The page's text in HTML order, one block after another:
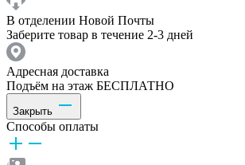
В отделении Новой Почты
Заберите товар в течение 2-3 дней
Адресная доставка
Подъём на этаж БЕСПЛАТНО
Закрыть
Способы оплаты